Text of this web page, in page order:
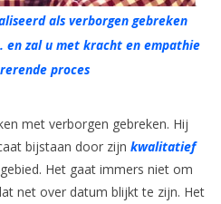
als verborgen gebreken
en zal u met kracht en empathie
proces
met verborgen gebreken. Hij
bijstaan door zijn kwalitatief
Het gaat immers niet om
net over datum blijkt te zijn. Het